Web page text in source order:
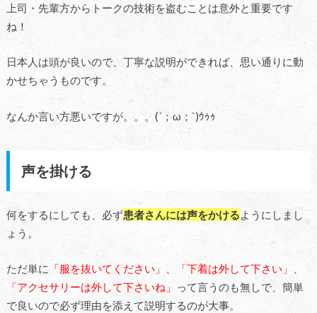
上司・先輩方からトークの技術を盗むことは意外と重要です
ね！
日本人は頭が良いので、丁寧な説明ができれば、思い通りに動
かせちゃうものです。
なんか言い方悪いですが。。。(´；ω；`)ｳｩｩ
声を掛ける
何をするにしても、必ず患者さんには声をかけるようにしまし
ょう。
ただ単に「服を抜いてください」、「下着は外して下さい」、
「アクセサリーは外して下さいね」
って言うのも無しで、簡単
で良いので必ず理由を添えて説明するのが大事。